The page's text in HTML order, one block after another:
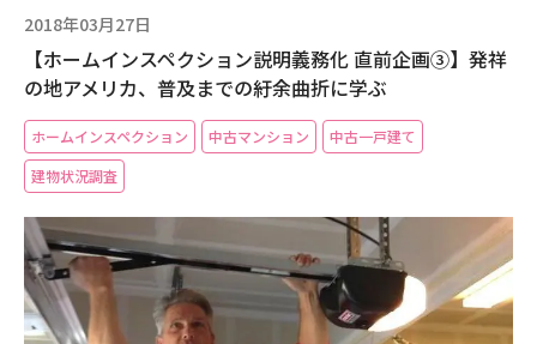
2018年03月27日
【ホームインスペクション説明義務化 直前企画③】発祥
の地アメリカ、普及までの紆余曲折に学ぶ
ホームインスペクション 中古マンション
中古一戸建て
建物状況調査